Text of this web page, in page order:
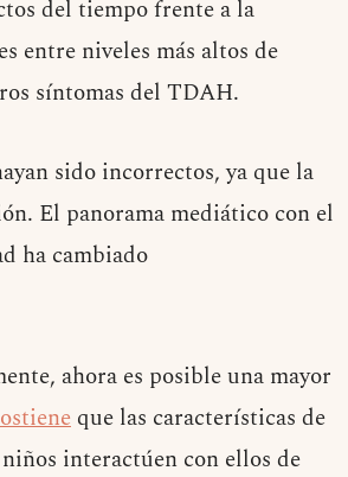
del tiempo frente a la
entre niveles más altos de
síntomas del TDAH.
sido incorrectos, ya que la
El panorama mediático con el
ha cambiado
ahora es posible una mayor
que las características de
interactúen con ellos de